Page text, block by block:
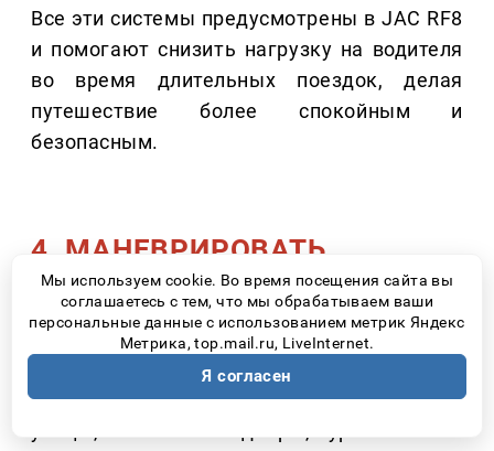
Все эти системы предусмотрены в JAC RF8
и помогают снизить нагрузку на водителя
во время длительных поездок, делая
путешествие более спокойным и
безопасным.
4. МАНЕВРИРОВАТЬ
ДОЛЖНО БЫТЬ ЛЕГКО ДАЖЕ
В НЕЗНАКОМОМ ГОРОДЕ
Практически любое большое путешествие
заканчивается поиском парковки. Узкие
Мы используем cookie. Во время посещения сайта вы
соглашаетесь с тем, что мы обрабатываем ваши
персональные данные с использованием метрик Яндекс
Метрика, top.mail.ru, LiveInternet.
Я согласен